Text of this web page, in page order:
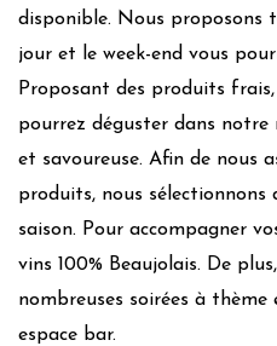
disponible. Nous proposons
jour et le week-end vous
Proposant des produits
pourrez déguster dans
et savoureuse. Afin de nous
produits, nous
saison. Pour accompagner
vins 100% Beaujolais. De
nombreuses soirées à
espace bar.